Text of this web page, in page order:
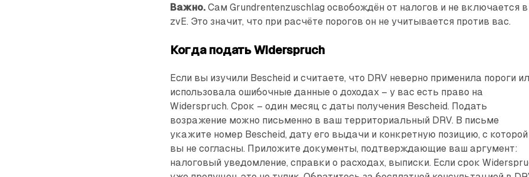
Важно.Сам Grundrentenzuschlag освобождён от налогов и не включается в
zvE. Это значит, что при расчёте порогов он не учитывается против вас.
Когда подать Widerspruch
Если вы изучили Bescheid и считаете, что DRV неверно применила пороги
использовала ошибочные данные о доходах – у вас есть право на
Widerspruch. Срок – один месяц с даты получения Bescheid. Подать
возражение можно письменно в ваш территориальный DRV. В письме
укажите номер Bescheid, дату его выдачи и конкретную позицию, с которой
вы не согласны. Приложите документы, подтверждающие ваш аргумент:
налоговый уведомление, справки о расходах, выписки. Если срок